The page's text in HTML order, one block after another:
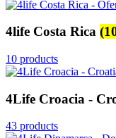
4life Costa Rica
10 products
4Life Croacia -
43 products